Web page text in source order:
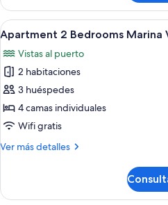
Adults
+3
children)
2
Bedrooms
Marina
View
(3
Adults
+3
children)
Abrir
todas
las
fotos
de
Apartment
2
Marina
9
Apartment 2 Bedrooms Marina
Vistas al puerto
2 habitaciones
3 huéspedes
4 camas individuales
Wifi gratis
Ver más detalles
Más
2